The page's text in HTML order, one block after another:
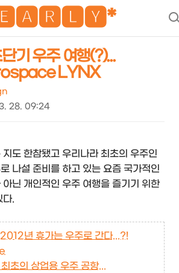
기 우주 여행(?)...
LYNX
28. 09:24
도 한참됐고 우리나라 최초의 우주인
나설 준비를 하고 있는 요즘 국가적인
닌 개인적인 우주 여행을 즐기기 위한
다.
년 휴가는 우주로 간다...?!
의 상업용 우주 공항...